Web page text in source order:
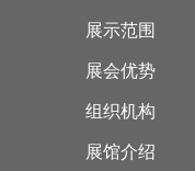
展示范围
展会优势
组织机构
展馆介绍